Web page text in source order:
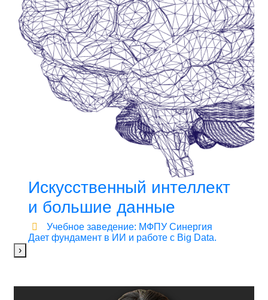
Искусственный интеллект
и большие данные
Учебное заведение: МФПУ Синергия
Дает фундамент в ИИ и работе с Big Data.
›